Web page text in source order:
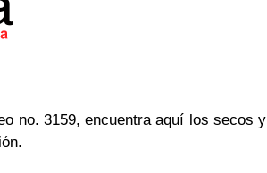
no. 3159, encuentra aquí los secos y